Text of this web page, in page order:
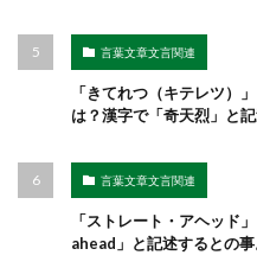
言葉文章文言関連
「きてれつ（キテレツ）
は？漢字で「奇天烈」と記
言葉文章文言関連
「ストレート・アヘッド
ahead」と記述するとの事